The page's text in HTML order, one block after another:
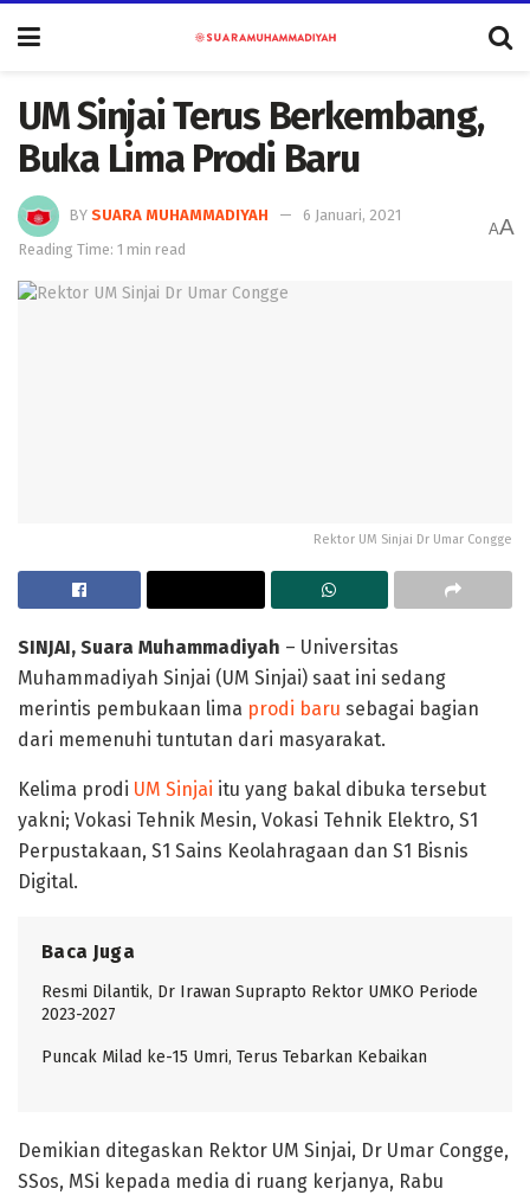
UM Sinjai Terus Berkembang,
Buka Lima Prodi Baru
BY SUARA MUHAMMADIYAH
6 Januari, 2021
Reading Time: 1 min read
AA
Rektor UM Sinjai Dr Umar Congge
SINJAI, Suara Muhammadiyah – Universitas
Muhammadiyah Sinjai (UM Sinjai) saat ini sedang
merintis pembukaan lima prodi baru sebagai bagian
dari memenuhi tuntutan dari masyarakat.
Kelima prodi UM Sinjai itu yang bakal dibuka tersebut
yakni; Vokasi Tehnik Mesin, Vokasi Tehnik Elektro, S1
Perpustakaan, S1 Sains Keolahragaan dan S1 Bisnis
Digital.
Baca Juga
Resmi Dilantik, Dr Irawan Suprapto Rektor UMKO Periode
2023-2027
Puncak Milad ke-15 Umri, Terus Tebarkan Kebaikan
Demikian ditegaskan Rektor UM Sinjai, Dr Umar Congge,
SSos, MSi kepada media di ruang kerjanya, Rabu